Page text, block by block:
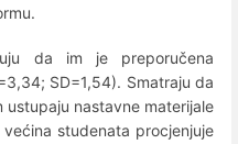
da im je preporučena
SD=1,54). Smatraju da
ustupaju nastavne materijale
studenata procjenjuje